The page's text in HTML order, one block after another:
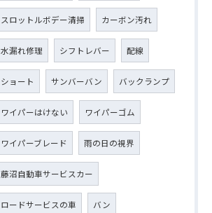
スロットルボデー清掃 カーボン汚れ
水漏れ修理 シフトレバー 配線
ショート サンバーバン バックランプ
ワイパーはけない ワイパーゴム
ワイパーブレード 雨の日の視界
藤沼自動車サービスカー
ロードサービスの車 バン